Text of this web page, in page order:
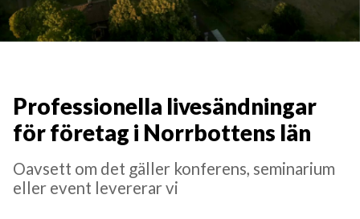
Professionella livesändningar
för företag i Norrbottens län
Oavsett om det gäller konferens, seminarium
eller event levererar vi